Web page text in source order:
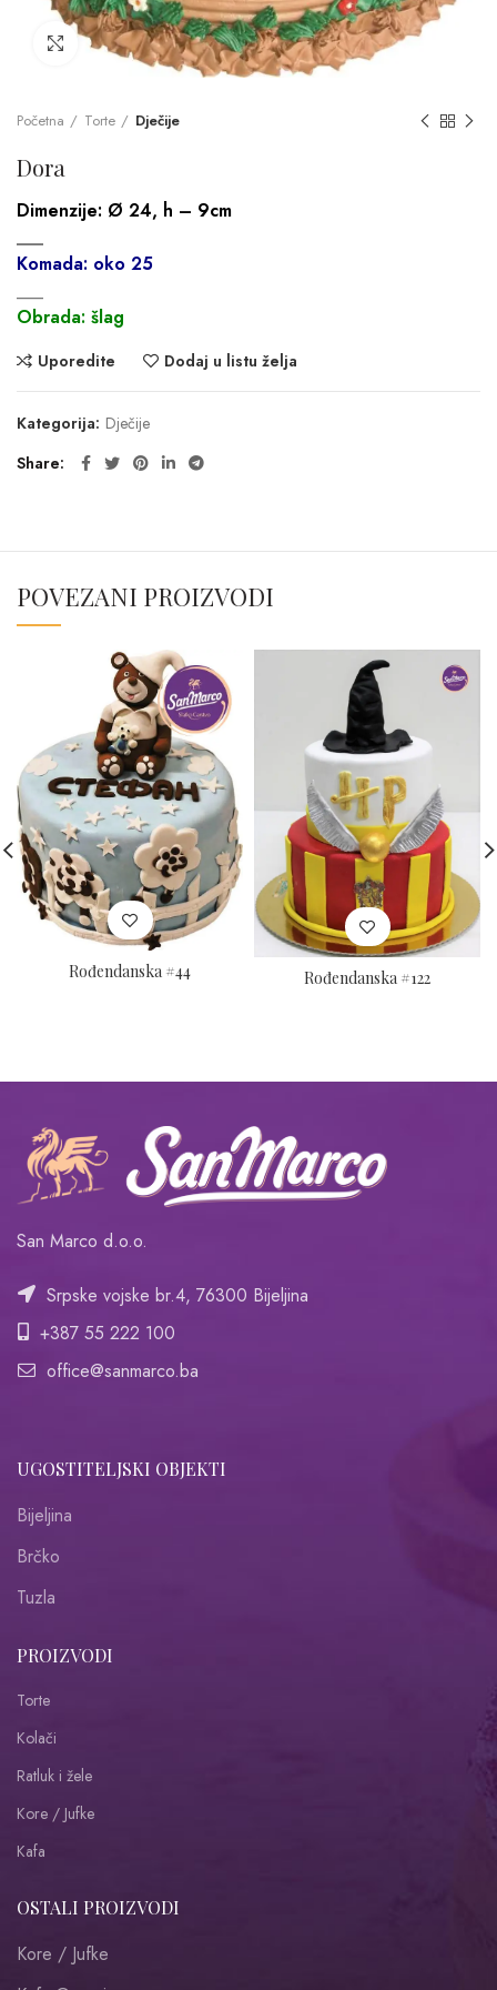
Click to enlarge
Početna Torte Dječije
Dora
Dimenzije: Ø 24, h – 9cm
___
Komada: oko 25
Obrada: šlag
Uporedite Dodaj u listu želja
Kategorija: Dječije
Share
POVEZANI PROIZVODI
Rođendanska #44 Rođendanska #122
San Marco d.o.o.
Srpske vojske br.4, 76300 Bijeljina
+387 55 222 100
office@sanmarco.ba
UGOSTITELJSKI OBJEKTI
Bijeljina
Brčko
Tuzla
PROIZVODI
Torte
Kolači
Ratluk i žele
Kore / Jufke
Kafa
OSTALI PROIZVODI
Kore / Jufke